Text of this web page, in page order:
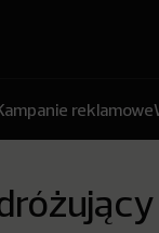
reklamowe